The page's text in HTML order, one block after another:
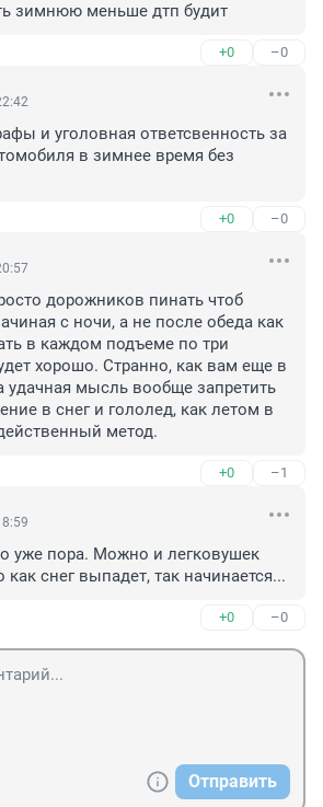
зимнюю меньше дтп будит
+0 –0
и уголовная ответсвенность за
в зимнее время без
+0 –0
дорожников пинать чтоб
с ночи, а не после обеда как
в каждом подъеме по три
хорошо. Странно, как вам еще в
удачная мысль вообще запретить
в снег и гололед, как летом в
метод.
+0 –1
уже пора. Можно и легковушек
как снег выпадет, так начинается...
+0 –0
Отправить